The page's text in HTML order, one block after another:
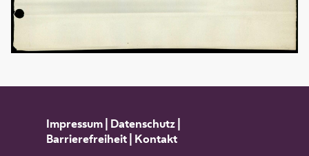
Impressum| Datenschutz|
Barrierefreiheit| Kontakt